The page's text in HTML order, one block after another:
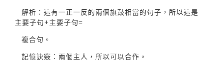
解析：這有一正一反的兩個旗鼓相當的句子，所以這是
主要子句+主要子句=
複合句。
記憶訣竅：兩個主人，所以可以合作。